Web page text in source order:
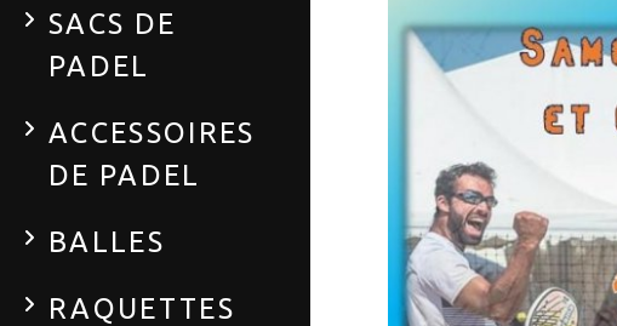
SACS DE
PADEL
ACCESSOIRES
DE PADEL
BALLES
RAQUETTES